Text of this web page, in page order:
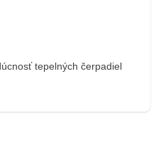
tepelných čerpadiel